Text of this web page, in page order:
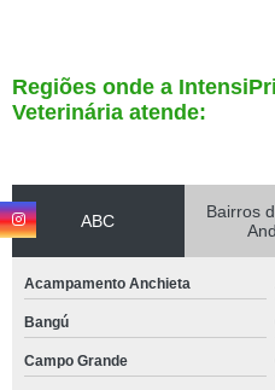
Regiões onde a
Veterinária atende:
ABC
Bairros
Acampamento Anchieta
Bangú
Campo Grande